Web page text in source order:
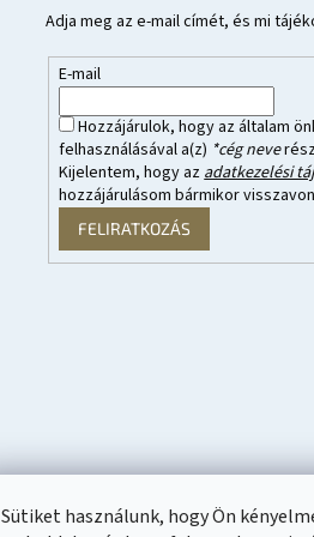
Sütiket használunk, hogy Ön
Adja meg az e-mail címét, és mi
E-mail
Hozzájárulok, hogy az általam
felhasználásával a(z) *cég neve
Kijelentem, hogy az adatkezelési
hozzájárulásom bármikor
FELIRATKOZÁS